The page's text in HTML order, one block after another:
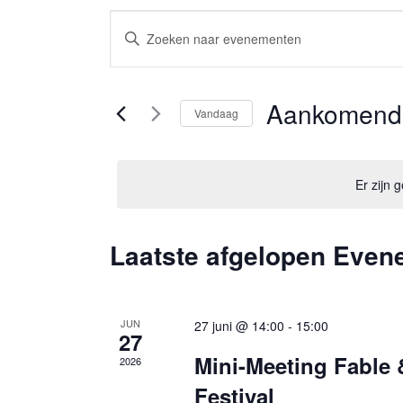
Er zijn
Evenementen
Zoeken
en
weergeven
Vul
Zoek
Vandaag
Laatste afgelopen
JUN
27
2026
27 juni @ 14:00 - 15:00
Mini-Meeting Fable
Festival